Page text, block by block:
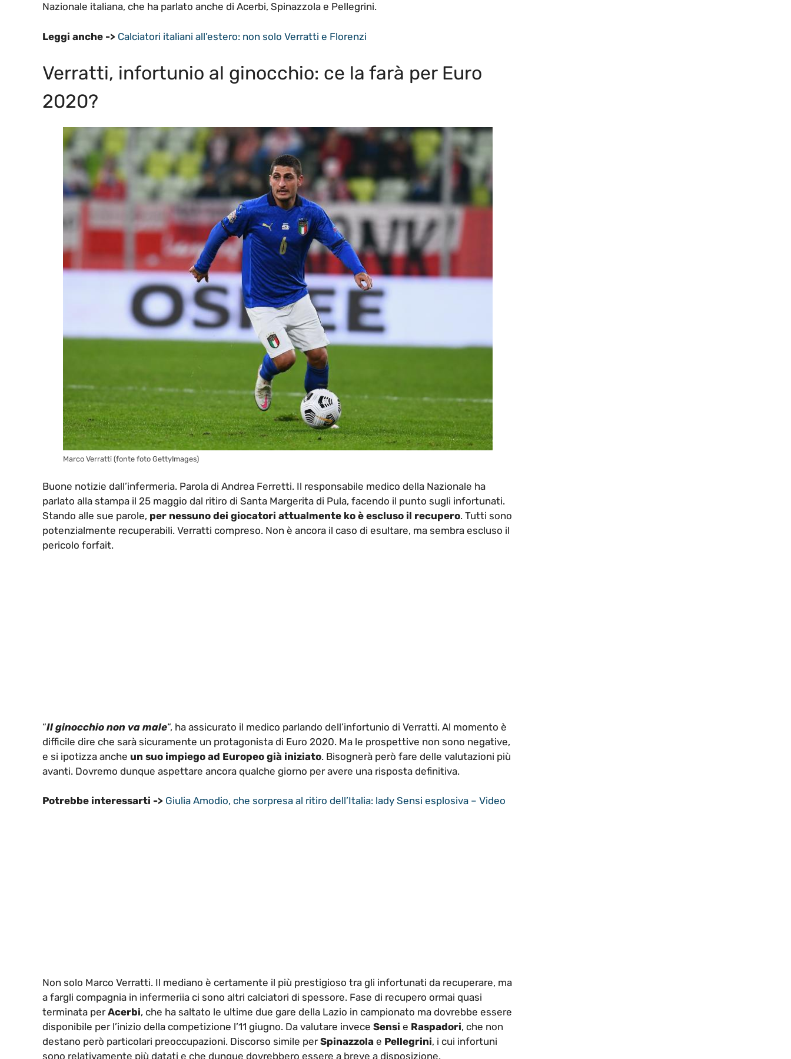
Nazionale italiana, che ha parlato anche di Acerbi, Spinazzola e Pellegrini.
Leggi anche -> Calciatori italiani all’estero: non solo Verratti e Florenzi
Verratti, infortunio al ginocchio: ce la farà per Euro
2020?
Marco Verratti (fonte foto GettyImages)
Buone notizie dall’infermeria. Parola di Andrea Ferretti. Il responsabile medico della Nazionale ha
parlato alla stampa il 25 maggio dal ritiro di Santa Margerita di Pula, facendo il punto sugli infortunati.
Stando alle sue parole, per nessuno dei giocatori attualmente ko è escluso il recupero. Tutti sono
potenzialmente recuperabili. Verratti compreso. Non è ancora il caso di esultare, ma sembra escluso il
pericolo forfait.
“Il ginocchio non va male“, ha assicurato il medico parlando dell’infortunio di Verratti. Al momento è
difficile dire che sarà sicuramente un protagonista di Euro 2020. Ma le prospettive non sono negative,
e si ipotizza anche un suo impiego ad Europeo già iniziato. Bisognerà però fare delle valutazioni più
avanti. Dovremo dunque aspettare ancora qualche giorno per avere una risposta definitiva.
Potrebbe interessarti -> Giulia Amodio, che sorpresa al ritiro dell’Italia: lady Sensi esplosiva – Video
Non solo Marco Verratti. Il mediano è certamente il più prestigioso tra gli infortunati da recuperare, ma
a fargli compagnia in infermeriia ci sono altri calciatori di spessore. Fase di recupero ormai quasi
terminata perAcerbi, che ha saltato le ultime due gare della Lazio in campionato ma dovrebbe essere
disponibile per l’inizio della competizione l’11 giugno. Da valutare invece Sensi e Raspadori, che non
destano però particolari preoccupazioni. Discorso simile perSpinazzola e Pellegrini, i cui infortuni
sono relativamente più datati e che dunque dovrebbero essere a breve a disposizione.